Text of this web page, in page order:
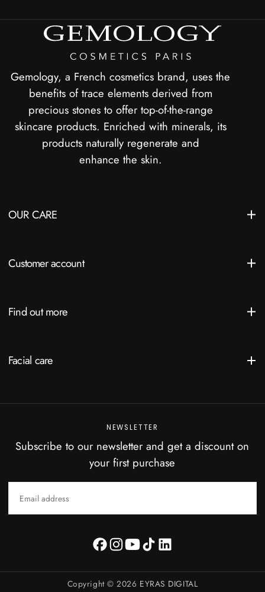
Gemology, a French cosmetics brand, uses the
benefits of trace elements derived from
precious stones to offer top-of-the-range
skincare products. Enriched with minerals, its
products naturally regenerate and
enhance the skin.
OUR CARE
Customer account
Find out more
Facial care
NEWSLETTER
Subscribe to our newsletter and get a discount on
your first purchase
Copyright © 2026 EYRAS DIGITAL